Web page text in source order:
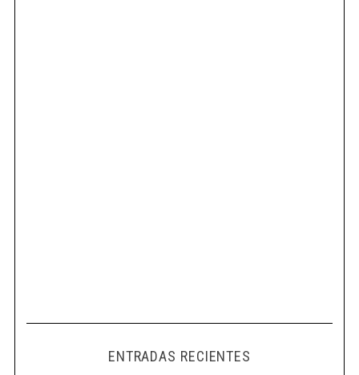
ENTRADAS RECIENTES